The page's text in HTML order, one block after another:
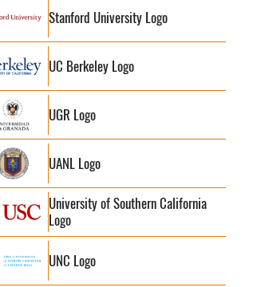
Stanford University Logo
UC Berkeley Logo
UGR Logo
UANL Logo
University of Southern California
Logo
UNC Logo